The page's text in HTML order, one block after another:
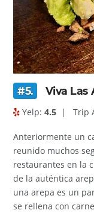
#5. Viva Las
Yelp:4.5 | Trip
Anteriormente un
reunido muchos
restaurantes en la
de la auténtica
una arepa es un
se rellena con